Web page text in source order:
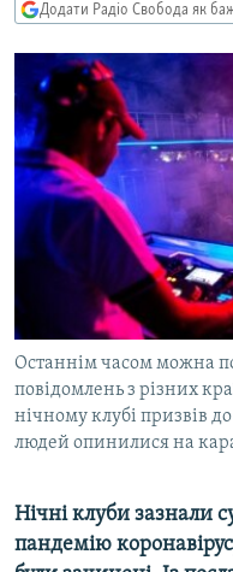
УКРАЇНА
СВІТ
СХЕМИ
КИТАЙ.ВИКЛИКИ
МУЛЬТИМЕДІА
ФОТО
СПЕЦПРОЄКТИ
ПОДКАСТИ
КРИМ РЕАЛІЇ
РУС
УКР
КТАТ
Додати Радіо Свобода як
Останнім часом можна
повідомлень з різних
нічному клубі призвів
людей опинилися на
Нічні клуби зазнали
пандемію